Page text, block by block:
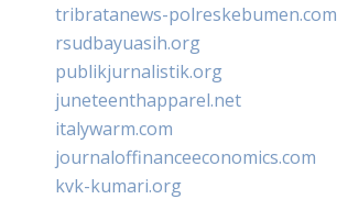
tribratanews-polreskebumen.com
rsudbayuasih.org
publikjurnalistik.org
juneteenthapparel.net
italywarm.com
journaloffinanceeconomics.com
kvk-kumari.org